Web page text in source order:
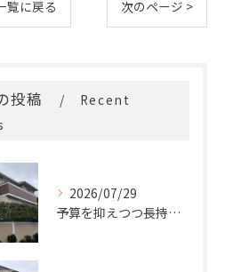
覧に戻る 次のページ >
投稿
Recent
2026/07/29
予算を抑えつつ長持ち！築33年モルタル外壁と屋根の塗り替え